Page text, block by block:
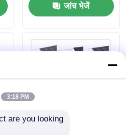
जांच भेजें
3:18 PM
are you looking